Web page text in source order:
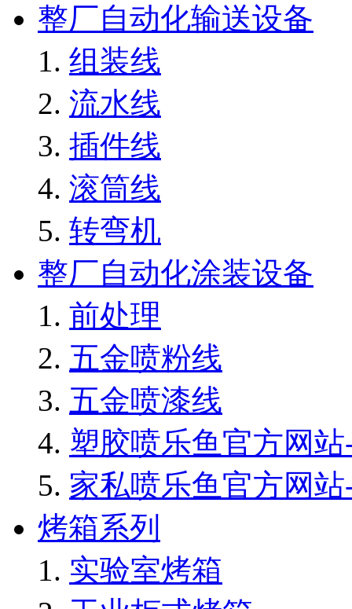
整厂自动化输送设备
组装线
流水线
插件线
滚筒线
转弯机
整厂自动化涂装设备
前处理
五金喷粉线
五金喷漆线
塑胶喷乐鱼官方网
家私喷乐鱼官方网
烤箱系列
实验室烤箱